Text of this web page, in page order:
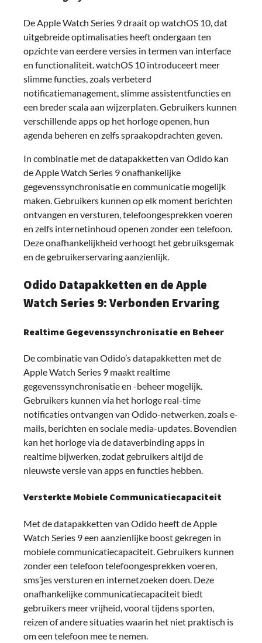
De Apple Watch Series 9 draait op watchOS 10, dat
uitgebreide optimalisaties heeft ondergaan ten
opzichte van eerdere versies in termen van interface
en functionaliteit. watchOS 10 introduceert meer
slimme functies, zoals verbeterd
notificatiemanagement, slimme assistentfuncties en
een breder scala aan wijzerplaten. Gebruikers kunnen
verschillende apps op het horloge openen, hun
agenda beheren en zelfs spraakopdrachten geven.
In combinatie met de datapakketten van Odido kan
de Apple Watch Series 9 onafhankelijke
gegevenssynchronisatie en communicatie mogelijk
maken. Gebruikers kunnen op elk moment berichten
ontvangen en versturen, telefoongesprekken voeren
en zelfs internetinhoud openen zonder een telefoon.
Deze onafhankelijkheid verhoogt het gebruiksgemak
en de gebruikerservaring aanzienlijk.
Odido Datapakketten en de Apple
Watch Series 9: Verbonden Ervaring
Realtime Gegevenssynchronisatie en Beheer
De combinatie van Odido’s datapakketten met de
Apple Watch Series 9 maakt realtime
gegevenssynchronisatie en -beheer mogelijk.
Gebruikers kunnen via het horloge real-time
notificaties ontvangen van Odido-netwerken, zoals e-
mails, berichten en sociale media-updates. Bovendien
kan het horloge via de dataverbinding apps in
realtime bijwerken, zodat gebruikers altijd de
nieuwste versie van apps en functies hebben.
Versterkte Mobiele Communicatiecapaciteit
Met de datapakketten van Odido heeft de Apple
Watch Series 9 een aanzienlijke boost gekregen in
mobiele communicatiecapaciteit. Gebruikers kunnen
zonder een telefoon telefoongesprekken voeren,
sms’jes versturen en internetzoeken doen. Deze
onafhankelijke communicatiecapaciteit biedt
gebruikers meer vrijheid, vooral tijdens sporten,
reizen of andere situaties waarin het niet praktisch is
om een telefoon mee te nemen.